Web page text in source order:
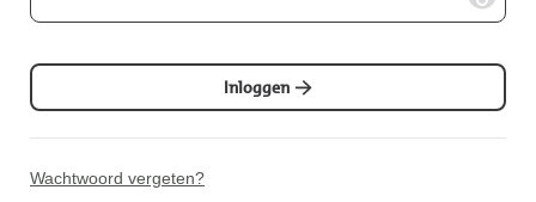
Inloggen
Wachtwoord vergeten?